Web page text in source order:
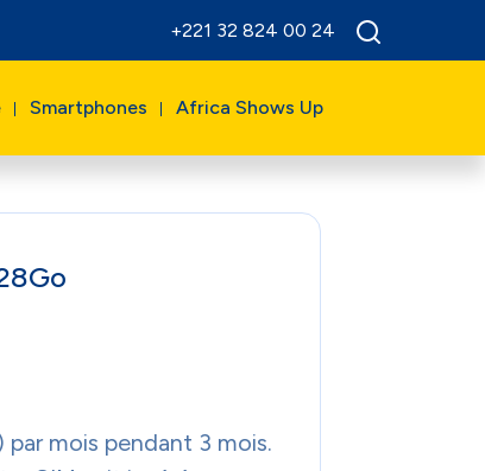
+221 32 824 00 24
Smartphones Africa Shows Up
mois pendant 3 mois.